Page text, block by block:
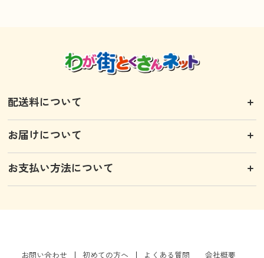
配送料について
お届けについて
お支払い方法について
お問い合わせ 初めての方へ よくある質問 会社概要